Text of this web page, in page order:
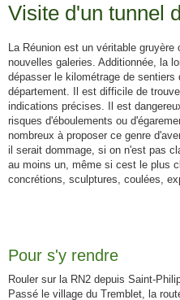
Visite d'un tunnel
La Réunion est un véritable
nouvelles galeries. Additionnée, la
dépasser le kilométrage de sentiers
département. Il est difficile de
indications précises. Il est
risques d'éboulements ou
nombreux à proposer ce genre
il serait dommage, si on n'est pas
au moins un, même si cest le plus
concrétions, sculptures, coulées,
Pour s'y rendre
Rouler sur la RN2 depuis Saint-
Passé le village du Tremblet, la